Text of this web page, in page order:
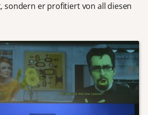
sondern er profitiert von all diesen